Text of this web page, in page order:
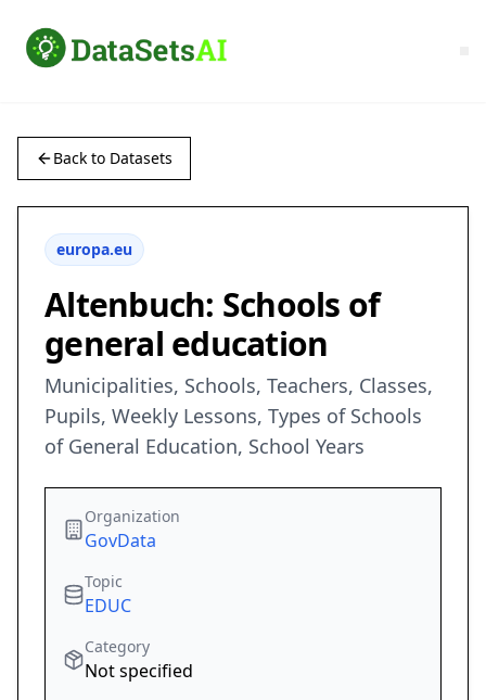
Back to Datasets
europa.eu
Altenbuch: Schools of
general education
Municipalities, Schools, Teachers, Classes,
Pupils, Weekly Lessons, Types of Schools
of General Education, School Years
Organization
GovData
Topic
EDUC
Category
Not specified